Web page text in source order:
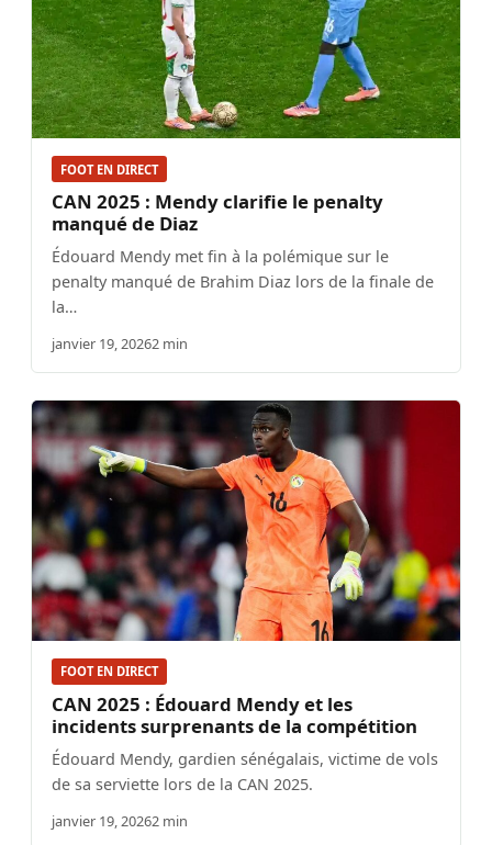
FOOT EN DIRECT
CAN 2025 : Mendy clarifie le penalty
manqué de Diaz
Édouard Mendy met fin à la polémique sur le
penalty manqué de Brahim Diaz lors de la finale de
la…
janvier 19, 20262 min
FOOT EN DIRECT
CAN 2025 : Édouard Mendy et les
incidents surprenants de la compétition
Édouard Mendy, gardien sénégalais, victime de vols
de sa serviette lors de la CAN 2025.
janvier 19, 20262 min